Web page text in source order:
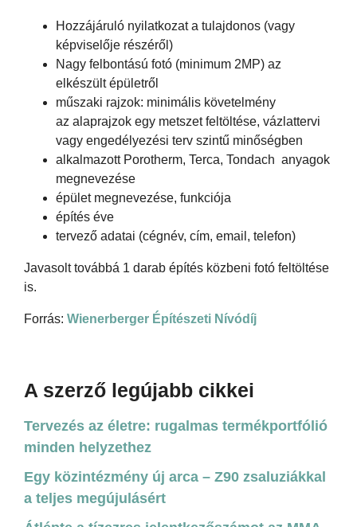
Hozzájáruló nyilatkozat a tulajdonos (vagy
képviselője részéről)
Nagy felbontású fotó (minimum 2MP) az
elkészült épületről
műszaki rajzok: minimális követelmény
az alaprajzok egy metszet feltöltése, vázlattervi
vagy engedélyezési terv szintű minőségben
alkalmazott Porotherm, Terca, Tondach anyagok
megnevezése
épület megnevezése, funkciója
építés éve
tervező adatai (cégnév, cím, email, telefon)
Javasolt továbbá 1 darab építés közbeni fotó feltöltése
is.
Forrás: Wienerberger Építészeti Nívódíj
A szerző legújabb cikkei
Tervezés az életre: rugalmas termékportfólió
minden helyzethez
Egy közintézmény új arca – Z90 zsaluziákkal
a teljes megújulásért